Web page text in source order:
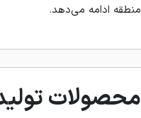
منطقه ادامه می‌دهد.
محصولات